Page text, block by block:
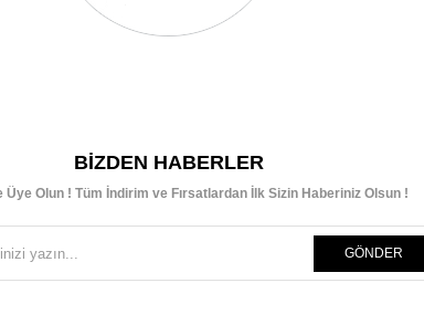
BIZDEN HABERLER
Üye Olun ! Tüm İndirim ve Fırsatlardan İlk Sizin Haberiniz Olsun !
GÖNDER